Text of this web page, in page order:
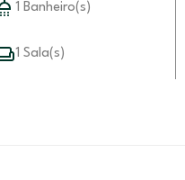
1 Banheiro(s)
1 Sala(s)